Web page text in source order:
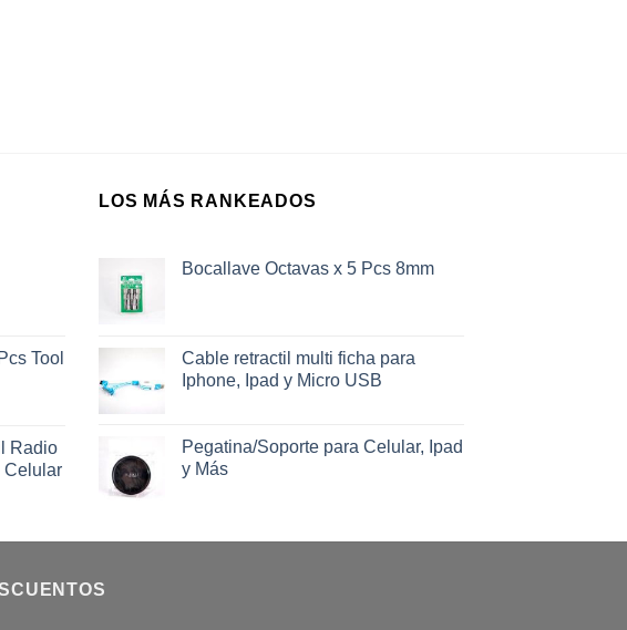
Tool
Radio
Celular
LOS MÁS RANKEADOS
Bocallave Octavas x 5 Pcs 8mm
Cable retractil multi ficha para
Iphone, Ipad y Micro USB
Pegatina/Soporte para Celular, Ipad
y Más